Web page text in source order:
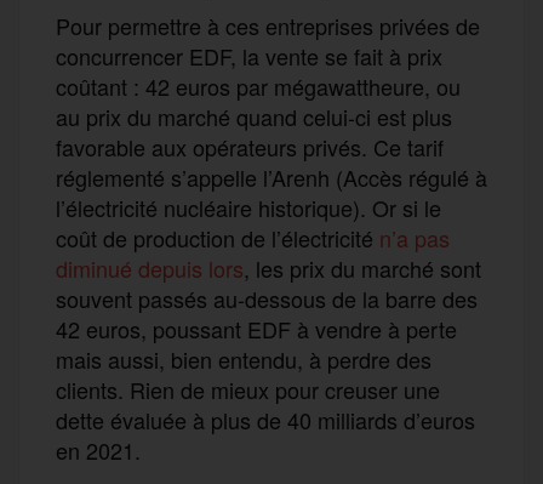
Pour permettre à ces entreprises privées de
concurrencer EDF, la vente se fait à prix
coûtant : 42 euros par mégawattheure, ou
au prix du marché quand celui-ci est plus
favorable aux opérateurs privés. Ce tarif
réglementé s’appelle l’Arenh (Accès régulé à
l’électricité nucléaire historique). Or si le
coût de production de l’électricité n’a pas
diminué depuis lors, les prix du marché sont
souvent passés au-dessous de la barre des
42 euros, poussant EDF à vendre à perte
mais aussi, bien entendu, à perdre des
clients. Rien de mieux pour creuser une
dette évaluée à plus de 40 milliards d’euros
en 2021.